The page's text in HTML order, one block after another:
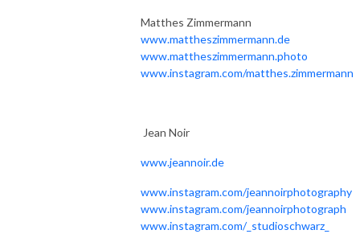
Matthes Zimmermann
www.mattheszimmermann.de
www.mattheszimmermann.photo
www.instagram.com/matthes.zimmermann
Jean Noir
www.jeannoir.de
www.instagram.com/jeannoirphotography
www.instagram.com/jeannoirphotograph
www.instagram.com/_studioschwarz_